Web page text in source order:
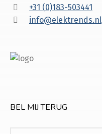
+31 (0)183-503441
info@elektrends.nl
BEL MIJ TERUG